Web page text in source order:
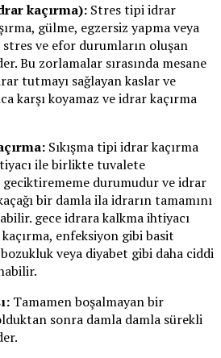
kaçırma): Stres tipi idrar
gülme, egzersiz yapma veya
stres ve efor durumların oluşan
Bu zorlamalar sırasında mesane
tutmayı sağlayan kaslar ve
karşı koyamaz ve idrar kaçırma
Sıkışma tipi idrar kaçırma
ile birlikte tuvalete
geciktirememe durumudur ve idrar
bir damla ila idrarın tamamını
gece idrara kalkma ihtiyacı
enfeksiyon gibi basit
veya diyabet gibi daha ciddi
Tamamen boşalmayan bir
sonra damla damla sürekli